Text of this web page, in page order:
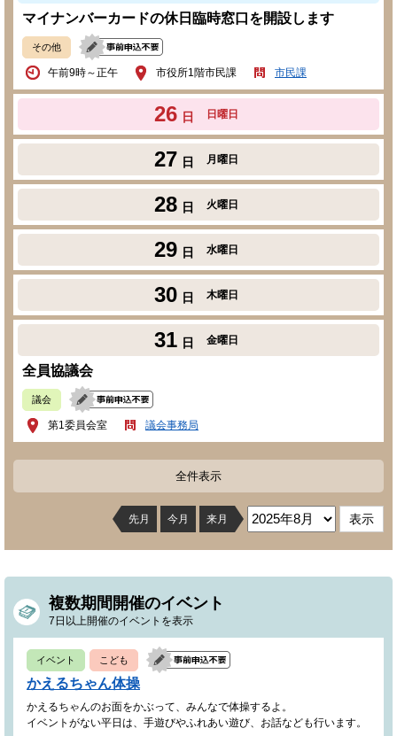
マイナンバーカードの休日臨時窓口を開設します
その他
午前9時～正午 市役所1階市民課 市民課
26 日 日曜日
27 日 月曜日
28 日 火曜日
29 日 水曜日
30 日 木曜日
31 日 金曜日
全員協議会
議会
第1委員会室 議会事務局
全件表示
先月 今月 来月
複数期間開催のイベント
7日以上開催のイベントを表示
イベント こども
かえるちゃん体操
かえるちゃんのお面をかぶって、みんなで体操するよ。
イベントがない平日は、手遊びやふれあい遊び、お話なども行います。